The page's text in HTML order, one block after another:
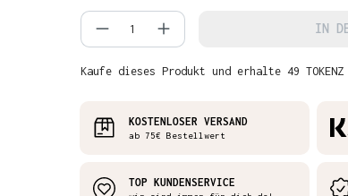
Produkt Anzahl: Gib den
IN
Kaufe dieses Produkt und erhalte 49 TOKENZ
KOSTENLOSER VERSAND
ab 75€ Bestellwert
TOP KUNDENSERVICE